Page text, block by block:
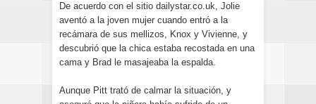
De acuerdo con el sitio dailystar.co.uk, Jolie
aventó a la joven mujer cuando entró a la
recámara de sus mellizos, Knox y Vivienne, y
descubrió que la chica estaba recostada en una
cama y Brad le masajeaba la espalda.
Aunque Pitt trató de calmar la situación, y